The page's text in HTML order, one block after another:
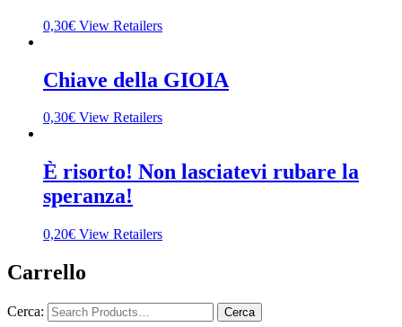
0,30€ View Retailers
Chiave della GIOIA
0,30€ View Retailers
È risorto! Non lasciatevi rubare la
speranza!
0,20€ View Retailers
Carrello
Cerca: